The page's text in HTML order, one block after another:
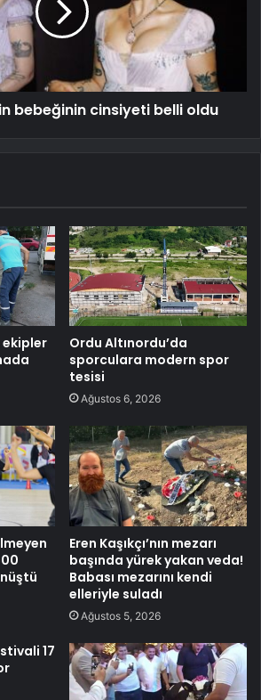
bebeğinin cinsiyeti belli oldu
ekipler
Ordu Altınordu’da
sporculara modern spor
tesisi
Ağustos 6, 2026
Eren Kaşıkçı’nın mezarı
başında yürek yakan veda!
Babası mezarını kendi
elleriyle suladı
Ağustos 5, 2026
17